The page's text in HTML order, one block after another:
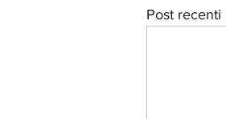
Post recenti